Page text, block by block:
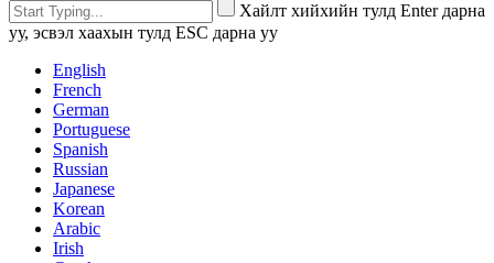
Хайлт хийхийн тулд Enter дарна
уу, эсвэл хаахын тулд ESC дарна уу
English
French
German
Portuguese
Spanish
Russian
Japanese
Korean
Arabic
Irish